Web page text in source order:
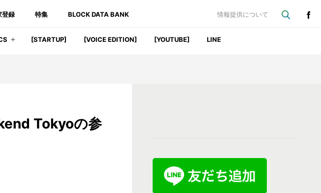
登録 特集 BLOCK DATA BANK 情報提供について
[STARTUP] [VOICE EDITION] [YOUTUBE] LINE
Tokyoの参
サ
イ